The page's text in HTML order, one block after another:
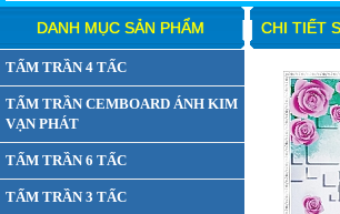
DANH MỤC SẢN PHẨM
TẤM TRẦN 4 TẤC
TẤM TRẦN CEMBOARD ÁNH KIM
VẠN PHÁT
TẤM TRẦN 6 TẤC
TẤM TRẦN 3 TẤC
CHI TIẾT